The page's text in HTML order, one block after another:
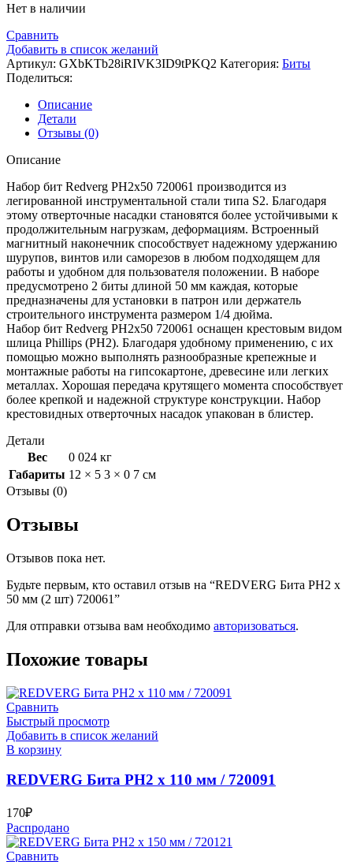
Нет в наличии
Сравнить
Добавить в список желаний
Артикул: GXbKTb28iRIVK3ID9tPKQ2 Категория: Биты
Поделиться:
Описание
Детали
Отзывы (0)
Описание
Набор бит Redverg PH2х50 720061 производится из
легированной инструментальной стали типа S2. Благодаря
этому отверточные насадки становятся более устойчивыми к
продолжительным нагрузкам, деформациям. Встроенный
магнитный наконечник способствует надежному удержанию
шурупов, винтов или саморезов в любом подходящем для
работы и удобном для пользователя положении. В наборе
предусмотрено 2 биты длиной 50 мм каждая, которые
предназначены для установки в патрон или держатель
строительного инструмента размером 1/4 дюйма.
Набор бит Redverg PH2х50 720061 оснащен крестовым видом
шлица Phillips (PH2). Благодаря удобному применению, с их
помощью можно выполнять разнообразные крепежные и
монтажные работы на гипсокартоне, древесине или легких
металлах. Хорошая передача крутящего момента способствует
более крепкой и надежной структуре конструкции. Набор
крестовидных отверточных насадок упакован в блистер.
Детали
Вес
0 024 кг
Габариты 12 × 5 3 × 0 7 см
Отзывы (0)
Отзывы
Отзывов пока нет.
Будьте первым, кто оставил отзыв на “REDVERG Бита PH2 х
50 мм (2 шт) 720061”
Для отправки отзыва вам необходимо авторизоваться.
Похожие товары
Сравнить
Быстрый просмотр
Добавить в список желаний
В корзину
REDVERG Бита PH2 х 110 мм / 720091
170₽
Распродано
Сравнить